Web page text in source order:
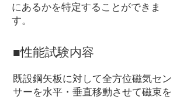
にあるかを特定することができま
す。
■性能試験内容
既設鋼矢板に対して全方位磁気セン
サーを水平・垂直移動させて磁束を